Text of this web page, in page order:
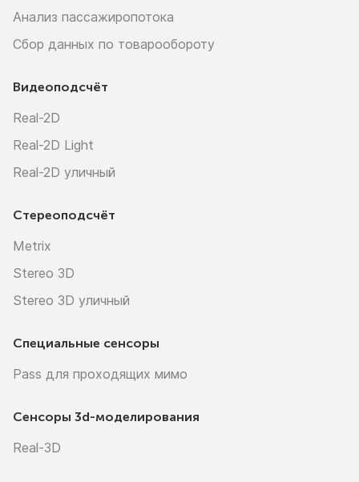
Анализ пассажиропотока
Сбор данных по товарообороту
Видеоподсчёт
Real-2D
Real-2D Light
Real-2D уличный
Стереоподсчёт
Metrix
Stereo 3D
Stereo 3D уличный
Специальные сенсоры
Pass для проходящих мимо
Сенсоры 3d-моделирования
Real-3D